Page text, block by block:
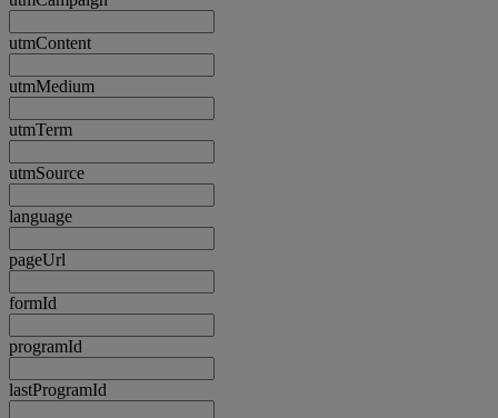
utmContent
utmMedium
utmTerm
utmSource
language
pageUrl
formId
programId
lastProgramId